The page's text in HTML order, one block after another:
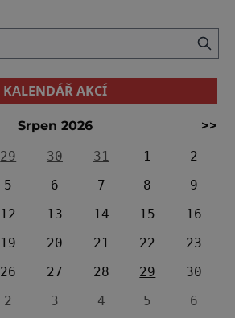
KALENDÁŘ AKCÍ
Srpen 2026
>>
29 30 31 1
2
5 6 7 8
9
12 13 14 15
16
19 20 21 22
23
26 27 28 29
30
2 3 4 5 6